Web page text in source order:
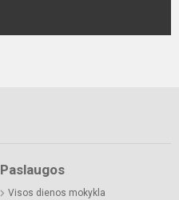
Paslaugos
Visos dienos mokykla